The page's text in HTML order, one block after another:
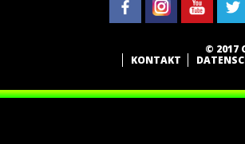
© 2017
KONTAKT